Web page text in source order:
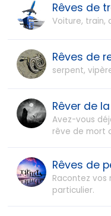
Rêves de
Voiture, train,
Rêves de
serpent,
Rêver de
Avez-vous
rêve de mort
Rêves de
Racontez vos
particulier.